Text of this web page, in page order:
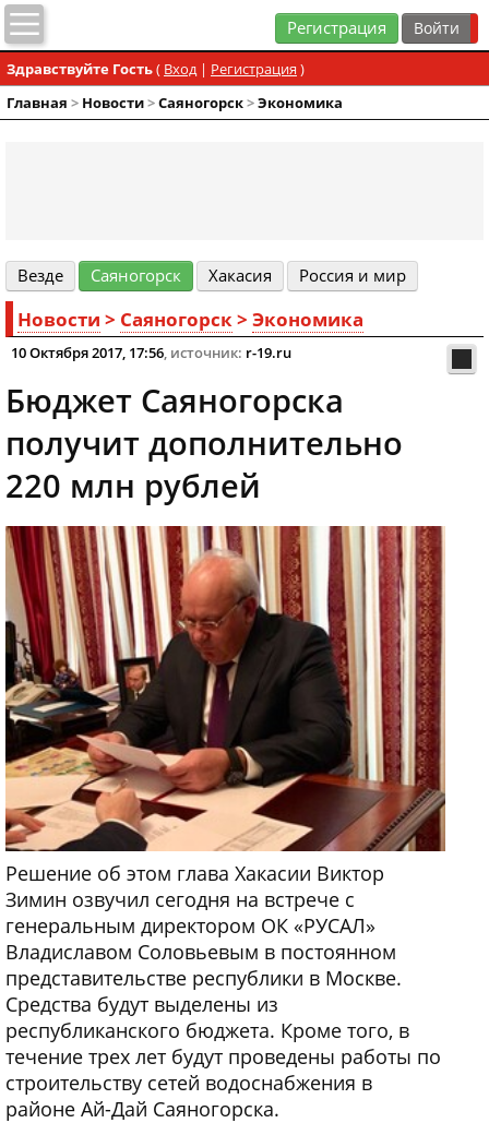
Регистрация
Здравствуйте Гость( Вход| Регистрация )
Главная > Новости>Cаяногорск>Экономика
Везде Cаяногорск Хакасия Россия и мир
Новости > Cаяногорск> Экономика
10 Октября 2017, 17:56, источник: r-19.ru
Бюджет Саяногорска
получит дополнительно
220 млн рублей
Решение об этом глава Хакасии Виктор
Зимин озвучил сегодня на встрече с
генеральным директором ОК «РУСАЛ»
Владиславом Соловьевым в постоянном
представительстве республики в Москве.
Средства будут выделены из
республиканского бюджета. Кроме того, в
течение трех лет будут проведены работы по
строительству сетей водоснабжения в
районе Ай-Дай Саяногорска.